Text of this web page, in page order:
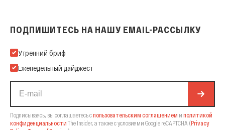
ПОДПИШИТЕСЬ НА НАШУ EMAIL-РАССЫЛКУ
Подпишитесь на нашу Email-рассылку
Утренний бриф
Еженедельный дайджест
Подписываясь, вы соглашаетесь спользовательским соглашением и политикой
конфиденциальности The Insider, а также с условиями Google reCAPTCHA (Privacy